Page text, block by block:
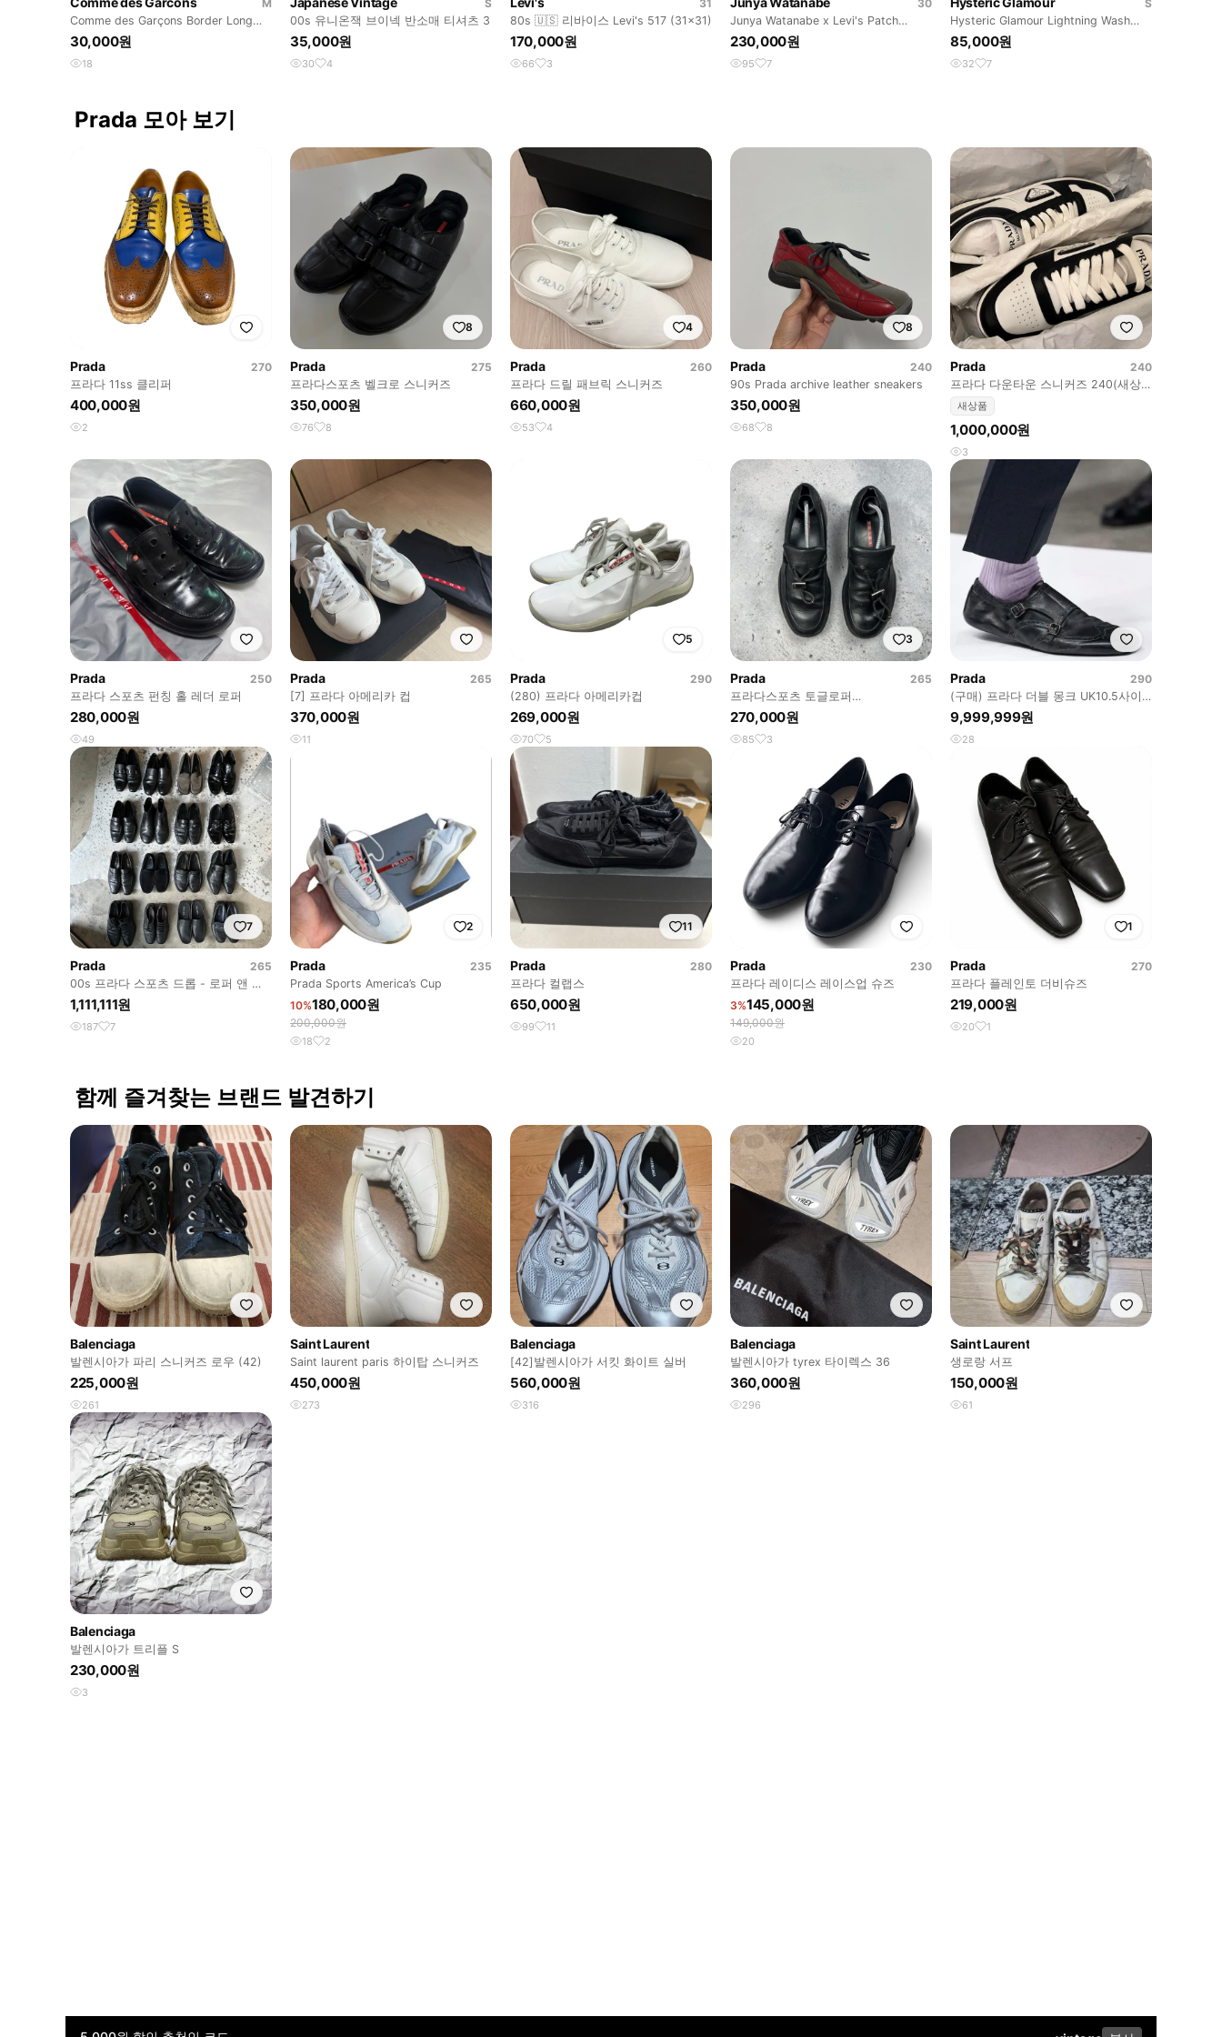
M
Comme des Garçons Border Long
Sleeve M
30,000원
18
S
00s 유니온잭 브이넥 반소매 티셔츠 3
35,000원
30 4
31
80s 🇺🇸 리바이스 Levi's 517 (31x31)
170,000원
66 3
30
Junya Watanabe x Levi's Patch
Jeans 30
230,000원
95 7
S
Hysteric Glamour Lightning Wash
Jeans S
85,000원
32 7
Prada 모아 보기
Prada
270
프라다 11ss 클리퍼
400,000원
2
8
Prada
275
프라다스포츠 벨크로 스니커즈
350,000원
76 8
4
Prada
260
프라다 드릴 패브릭 스니커즈
660,000원
53 4
8
Prada
240
90s Prada archive leather sneakers
350,000원
68 8
Prada
240
프라다 다운타운 스니커즈 240(새상
품)
새상품
1,000,000원
3
Prada
250
프라다 스포츠 펀칭 홀 레더 로퍼
280,000원
49
Prada
265
[7] 프라다 아메리카 컵
370,000원
11
5
Prada
290
(280) 프라다 아메리카컵
269,000원
70 5
3
Prada
265
프라다스포츠 토글로퍼
uk7.5(265~270)
270,000원
85 3
Prada
290
(구매) 프라다 더블 몽크 UK10.5사이
즈
9,999,999원
28
7
Prada
265
00s 프라다 스포츠 드롭 - 로퍼 앤 스
니커즈
1,111,111원
187 7
2
Prada
235
Prada Sports America’s Cup
10%180,000원
200,000원
18 2
11
Prada
280
프라다 컬랩스
650,000원
99 11
Prada
230
프라다 레이디스 레이스업 슈즈
3%145,000원
149,000원
20
1
Prada
270
프라다 플레인토 더비슈즈
219,000원
20 1
함께 즐겨찾는 브랜드 발견하기
Balenciaga
발렌시아가 파리 스니커즈 로우 (42)
225,000원
261
Saint Laurent
Saint laurent paris 하이탑 스니커즈
450,000원
273
Balenciaga
[42]발렌시아가 서킷 화이트 실버
560,000원
316
Balenciaga
발렌시아가 tyrex 타이렉스 36
360,000원
296
Saint Laurent
생로랑 서프
150,000원
61
Balenciaga
발렌시아가 트리플 S
230,000원
3